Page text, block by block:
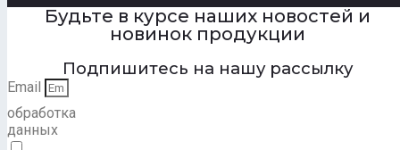
Будьте в курсе наших новостей и
новинок продукции
Подпишитесь на нашу рассылку
Email
обработка
данных